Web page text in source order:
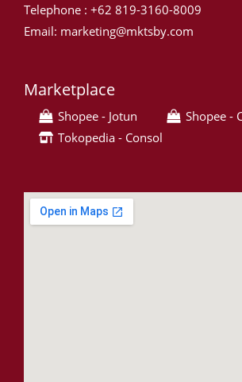
Telephone : +62 819-3160-8009
Email: marketing@mktsby.com
Marketplace
Shopee - Jotun
Shopee -
Tokopedia - Consol